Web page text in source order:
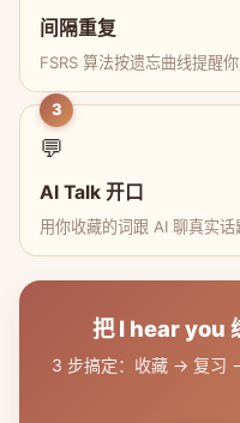
间隔重复
FSRS 算法按遗忘曲线提醒
3
💬
AI Talk 开口
用你收藏的词跟 AI 聊真实话
把 I hear you
3 步搞定：收藏 → 复习